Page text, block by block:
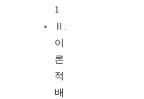
1
Ⅱ.
이
론
적
배